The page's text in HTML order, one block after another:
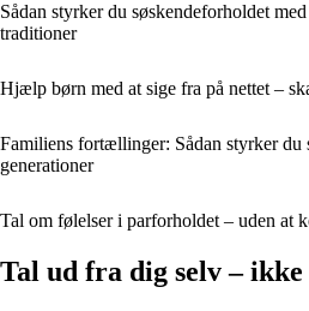
Sådan styrker du søskendeforholdet
traditioner
Hjælp børn med at sige fra på nettet –
Familiens fortællinger: Sådan styrker du
generationer
Tal om følelser i parforholdet – uden at
Tal ud fra dig selv – ikke